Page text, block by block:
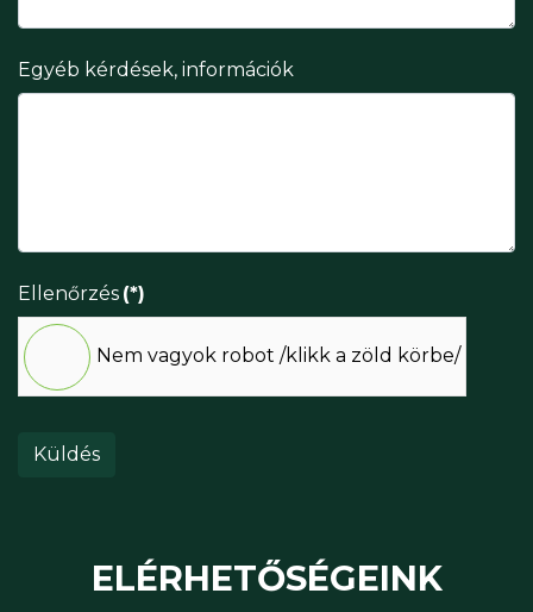
Egyéb kérdések, információk
Ellenőrzés (*)
Nem vagyok robot /klikk a zöld körbe/
Küldés
ELÉRHETŐSÉGEINK